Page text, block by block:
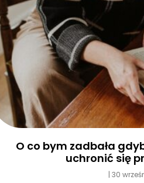
O co bym zadbała
uchronić się
30